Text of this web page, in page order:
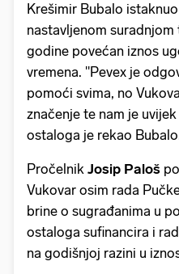
Krešimir Bubalo
nastavljenom
godine povećan iznos
vremena. "Pevex je
pomoći svima, no
značenje te nam je
ostaloga je rekao
Pročelnik Josip Paloš
Vukovar osim rada
brine o sugrađanima u
ostaloga sufinancira i
na godišnjoj razini u